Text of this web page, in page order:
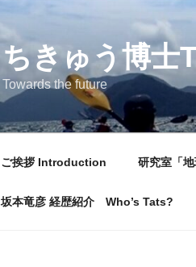
ちきゅう博士
Towards the future
ご挨拶 Introduction 研究室「地
坂本竜彦 経歴紹介 Who’s Tats?